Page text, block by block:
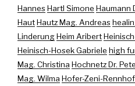
HannesHartl Simone Haumann
HautHautz Mag. Andreas
LinderungHeim Aribert
Heinisch-Hosek Gabriele high
Mag. Christina Hochnetz Dr.
Mag. Wilma Hofer-Zeni-